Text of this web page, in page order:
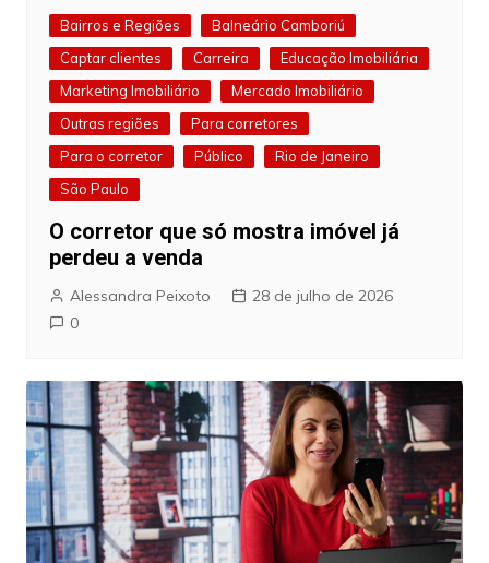
Bairros e Regiões
Balneário Camboriú
Captar clientes
Carreira
Educação Imobiliária
Marketing Imobiliário
Mercado Imobiliário
Outras regiões
Para corretores
Para o corretor
Público
Rio de Janeiro
São Paulo
O corretor que só mostra imóvel já
perdeu a venda
Alessandra Peixoto
28 de julho de 2026
0